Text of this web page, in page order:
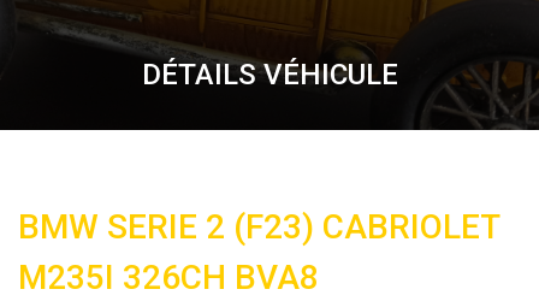
DÉTAILS VÉHICULE
BMW SERIE 2 (F23) CABRIOLET
M235I 326CH BVA8